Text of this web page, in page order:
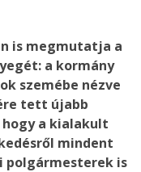
is megmutatja a
a kormány
szemébe nézve
tett újabb
a kialakult
mindent
polgármesterek is